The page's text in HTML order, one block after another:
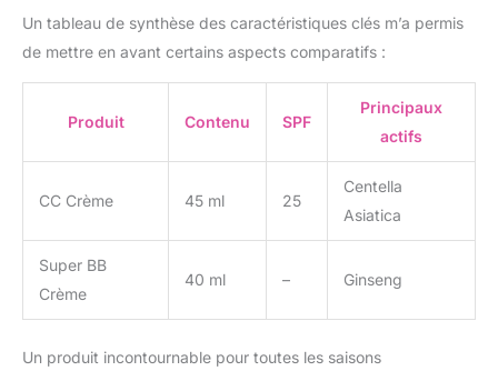
Un tableau de synthèse des caractéristiques clés m’a permis
de mettre en avant certains aspects comparatifs :
Produit Contenu SPF
Principaux
actifs
CC Crème 45 ml 25
Centella
Asiatica
Super BB
Crème
40 ml – Ginseng
Un produit incontournable pour toutes les saisons